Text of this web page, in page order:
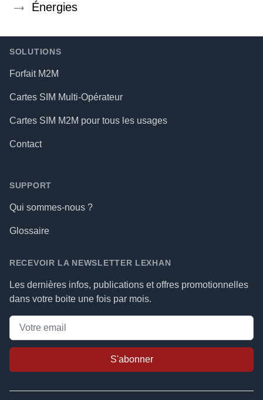
Énergies
SOLUTIONS
Forfait M2M
Cartes SIM Multi-Opérateur
Cartes SIM M2M pour tous les usages
Contact
SUPPORT
Qui sommes-nous ?
Glossaire
RECEVOIR LA NEWSLETTER LEXHAN
Les dernières infos, publications et offres promotionnelles
dans votre boite une fois par mois.
S'abonner